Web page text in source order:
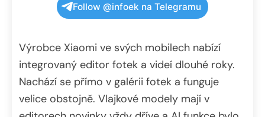
Follow @infoek na Telegramu
Výrobce Xiaomi ve svých mobilech nabízí
integrovaný editor fotek a videí dlouhé roky.
Nachází se přímo v galérii fotek a funguje
velice obstojně. Vlajkové modely mají v